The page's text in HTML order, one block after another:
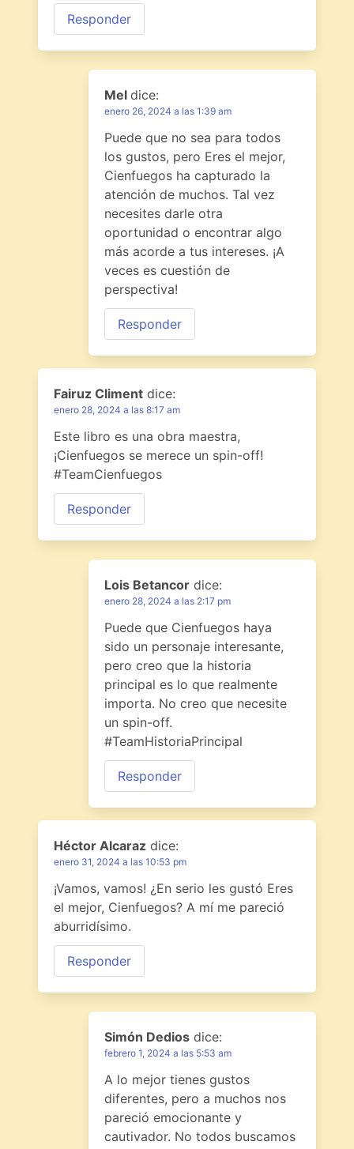
Responder
Mel dice:
enero 26, 2024 a las 1:39 am
Puede que no sea para todos
los gustos, pero Eres el mejor,
Cienfuegos ha capturado la
atención de muchos. Tal vez
necesites darle otra
oportunidad o encontrar algo
más acorde a tus intereses. ¡A
veces es cuestión de
perspectiva!
Responder
Fairuz Climent dice:
enero 28, 2024 a las 8:17 am
Este libro es una obra maestra,
¡Cienfuegos se merece un spin-off!
#TeamCienfuegos
Responder
Lois Betancor dice:
enero 28, 2024 a las 2:17 pm
Puede que Cienfuegos haya
sido un personaje interesante,
pero creo que la historia
principal es lo que realmente
importa. No creo que necesite
un spin-off.
#TeamHistoriaPrincipal
Responder
Héctor Alcaraz dice:
enero 31, 2024 a las 10:53 pm
¡Vamos, vamos! ¿En serio les gustó Eres
el mejor, Cienfuegos? A mí me pareció
aburridísimo.
Responder
Simón Dedios dice:
febrero 1, 2024 a las 5:53 am
A lo mejor tienes gustos
diferentes, pero a muchos nos
pareció emocionante y
cautivador. No todos buscamos